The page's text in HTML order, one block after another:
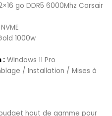
go DDR5 6000Mhz Corsair
1000w
: Windows 11 Pro
/ Installation / Mises à
haut de gamme pour